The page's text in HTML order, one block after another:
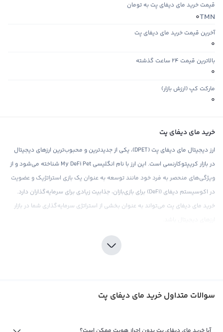
قیمت خرید مای دیفای پت به تومان
TMN
0
آخرین قیمت خرید مای دیفای پت
0
بالاترین قیمت ۲۴ ساعت گذشته
0
مارکت کپ (ارزش بازار)
0
خرید مای دیفای پت
ارز دیجیتال مای دیفای پت (DPET)، یکی از جدیدترین و محبوب‌ترین ارزهای دیجیتال
در بازار کریپتوکارنسی است. این ارز با نام انگلیسی My DeFi Pet شناخته می‌شود و از
ویژگی‌های منحصر به فرد خود مانند توسعه به عنوان یک بازی استراتژیک و عضویت
در اکوسیستم دیفای (DeFi) برای بازی‌بازان، جذابیت زیادی برای سرمایه‌گذاران دارد.
خرید مای دیفای پت می‌تواند به عنوان بخشی از استراتژی سرمایه‌گذاری شما در بازار
صرافی رابکس، اولین و تنها صرافی در بازار ارزهای دیجیتال که امکان خرید مای دیفای
پت را به کاربران خود می‌دهد، با ارائه قیمت‌های رقابتی و خدماتی سریع و مطمئن،
خرید خود را انجام دهید.
مورد مای دیفای پت وجود دارد. بنابراین، قبل از اقدام به خرید این ارز، تحقیقات
سوالات متداول خرید مای دیفای پت